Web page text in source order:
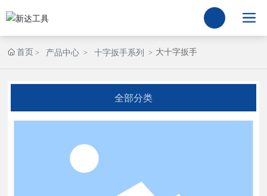
首页 产品中心 十字扳手系列 大十字扳手
全部分类